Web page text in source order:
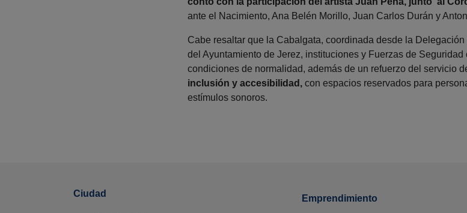
ante el Nacimiento, Ana Belén Morillo, Juan Carlos Durán y
Cabe resaltar que la Cabalgata, coordinada desde la
del Ayuntamiento de Jerez, instituciones y Fuerzas de
condiciones de normalidad, además de un refuerzo del servicio
inclusión y accesibilidad, con espacios reservados para
estímulos sonoros.
Ciudad Emprendimiento